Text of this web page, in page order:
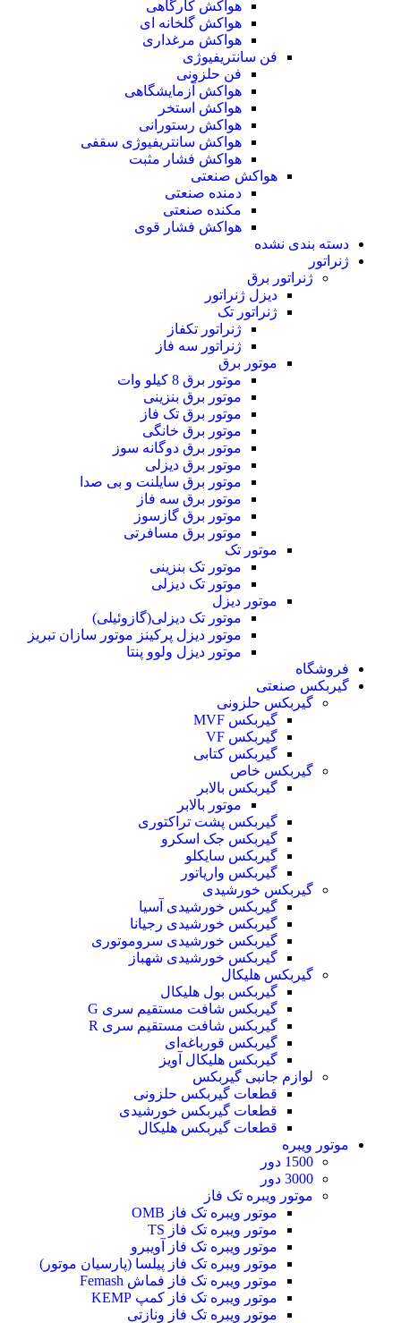
هواکش کارگاهی
هواکش گلخانه ای
هواکش مرغداری
فن سانتریفیوژی
فن حلزونی
هواکش آزمایشگاهی
هواکش استخر
هواکش رستورانی
هواکش سانتریفیوژی سقفی
هواکش فشار مثبت
هواکش صنعتی
دمنده صنعتی
مکنده صنعتی
هواکش فشار قوی
دسته بندی نشده
ژنراتور
ژنراتور برق
دیزل ژنراتور
ژنراتور تک
ژنراتور تکفاز
ژنراتور سه فاز
موتور برق
موتور برق 8 کیلو وات
موتور برق بنزینی
موتور برق تک فاز
موتور برق خانگی
موتور برق دوگانه سوز
موتور برق دیزلی
موتور برق سایلنت و بی صدا
موتور برق سه فاز
موتور برق گازسوز
موتور برق مسافرتی
موتور تک
موتور تک بنزینی
موتور تک دیزلی
موتور دیزل
موتور تک دیزلی(گازوئیلی)
موتور دیزل پرکینز موتور سازان تبریز
موتور دیزل ولوو پنتا
فروشگاه
گیربکس صنعتی
گیربکس حلزونی
گیربکس MVF
گیربکس VF
گیربکس کتابی
گیربکس خاص
گيربکس بالابر
موتور بالابر
گیربکس پشت تراکتوری
گیربکس جک اسکرو
گیربکس سایکلو
گیربکس واریاتور
گیربکس خورشیدی
گیربکس خورشیدی آسیا
گیربکس خورشیدی رجیانا
گیربکس خورشیدی سروموتوری
گیربکس خورشیدی شهباز
گیربکس هلیکال
گیربکس بول هلیکال
گیربکس شافت مستقیم سری G
گیربکس شافت مستقیم سری R
گیربکس قورباغه‌ای
گیربکس هلیکال آویز
لوازم جانبی گیربکس
قطعات گيربکس حلزونی
قطعات گيربکس خورشيدی
قطعات گیربکس هلیکال
موتور ویبره
1500 دور
3000 دور
موتور ویبره تک فاز
موتور ویبره تک فاز OMB
موتور ویبره تک فاز TS
موتور ویبره تک فاز آویبرو
موتور ویبره تک فاز پیلسا (پارسیان موتور)
موتور ویبره تک فاز فماش Femash
موتور ویبره تک فاز کمپ KEMP
موتور ویبره تک فاز ونازتی